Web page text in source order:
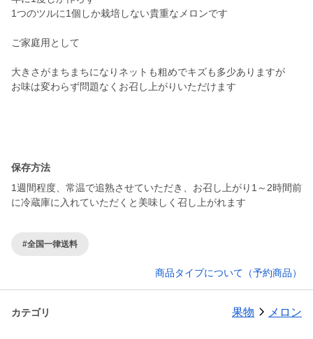
1つのツルに1個しか栽培しない貴重なメロンです
ご家庭用として
大きさがまちまちになりネットも粗めでキズも多少ありますが
お味は変わらず問題なくお召し上がりいただけます
保存方法
1週間程度、常温で追熟させていただき、お召し上がり1～2時間前
に冷蔵庫に入れていただくと美味しく召し上がれます
#全国一律送料
商品タイプについて（予約商品）
カテゴリ 果物 メロン